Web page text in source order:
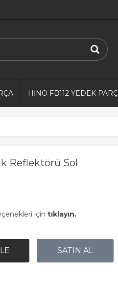
HİNO FB112 YEDEK
Reflektörü Sol
için tıklayın.